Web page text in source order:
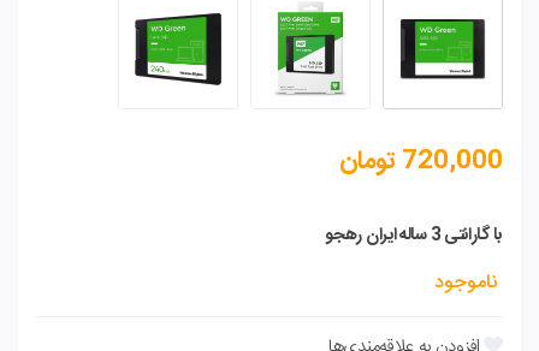
720,000تومان
با گارانتی 3 ساله ایران رهجو
ناموجود